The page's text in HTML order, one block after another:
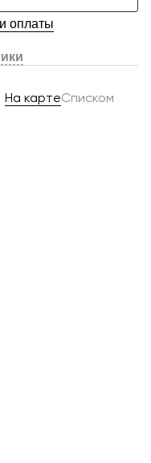
оплаты
На картеСписком